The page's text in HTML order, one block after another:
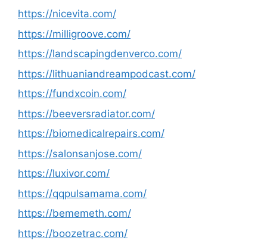
https://nicevita.com/
https://milligroove.com/
https://landscapingdenverco.com/
https://lithuaniandreampodcast.com/
https://fundxcoin.com/
https://beeversradiator.com/
https://biomedicalrepairs.com/
https://salonsanjose.com/
https://luxivor.com/
https://qqpulsamama.com/
https://bememeth.com/
https://boozetrac.com/